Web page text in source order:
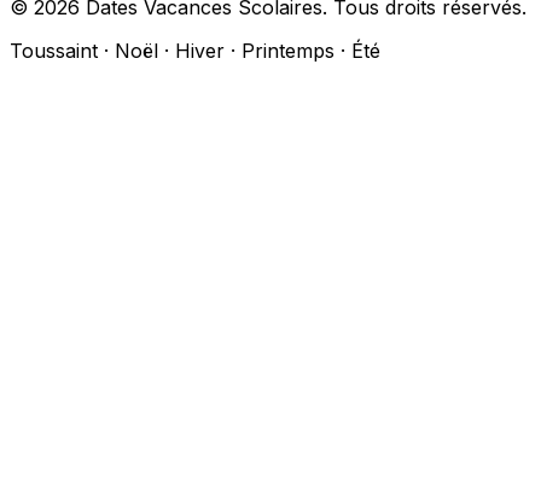
© 2026 Dates Vacances Scolaires. Tous droits réservés.
Toussaint · Noël · Hiver · Printemps · Été